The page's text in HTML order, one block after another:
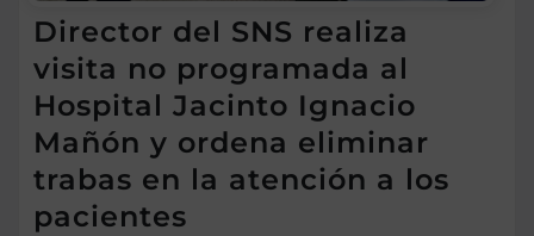
Director del SNS realiza
visita no programada al
Hospital Jacinto Ignacio
Mañón y ordena eliminar
trabas en la atención a los
pacientes